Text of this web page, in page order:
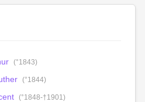
(°1843)
(°1844)
(°1848-†1901)